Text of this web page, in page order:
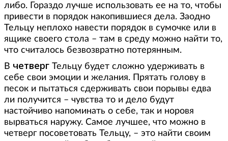
либо. Гораздо лучше использовать ее на то, чтобы
привести в порядок накопившиеся дела. Заодно
Тельцу неплохо навести порядок в сумочке или в
ящике своего стола – там в среду можно найти то,
что считалось безвозвратно потерянным.
В четверг Тельцу будет сложно удерживать в
себе свои эмоции и желания. Прятать голову в
песок и пытаться сдерживать свои порывы едва
ли получится – чувства то и дело будут
настойчиво напоминать о себе, так и норовя
вырваться наружу. Самое лучшее, что можно в
четверг посоветовать Тельцу, – это найти своим